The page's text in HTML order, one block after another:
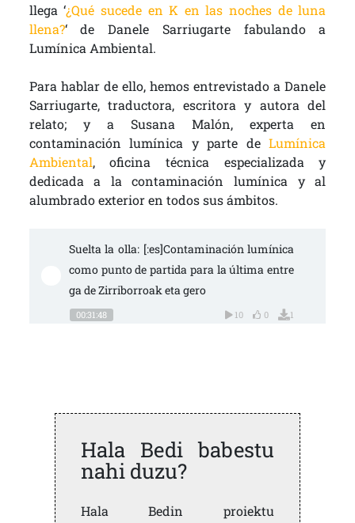
llega ‘¿Qué sucede en K en las noches de luna
llena?‘ de Danele Sarriugarte fabulando a
Lumínica Ambiental.
Para hablar de ello, hemos entrevistado a Danele
Sarriugarte, traductora, escritora y autora del
relato; y a Susana Malón, experta en
contaminación lumínica y parte deLumínica
Ambiental, oficina técnica especializada y
dedicada a la contaminación lumínica y al
alumbrado exterior en todos sus ámbitos.
Suelta la olla: [:es]Contaminación lumínica
como punto de partida para la última entre
ga de Zirriborroak eta gero
00:31:48 10 0 1
Hala Bedi babestu
nahi duzu?
Hala Bedin proiektu